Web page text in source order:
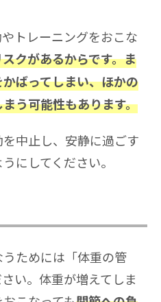
トレーニングをおこな
クがあるからです。ま
ばってしまい、ほかの
う可能性もあります。
中止し、安静に過ごす
にしてください。
ためには「体重の管
い。体重が増えてしま